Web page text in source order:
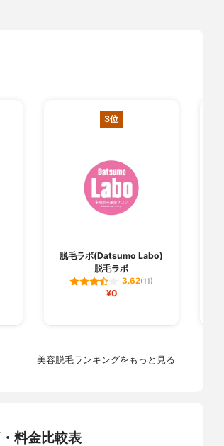
3位
脱毛ラボ(Datsumo Labo)
脱毛ラボ
3.62(11)
¥0
美容脱毛ランキングをもっと見る
料金比較表